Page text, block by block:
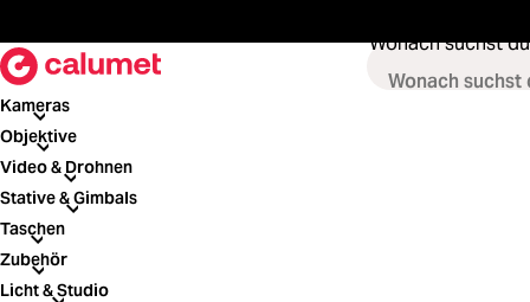
Wonach suchst
Kameras
Kameras
Objektive
Objektive
Video & Drohnen
Video & Drohnen
Stative & Gimbals
Stative & Gimbals
Taschen
Taschen
Zubehör
Zubehör
Licht & Studio